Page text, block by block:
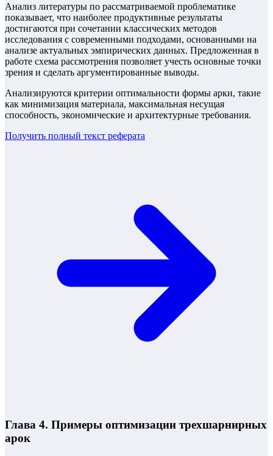
Анализ литературы по рассматриваемой проблематике
показывает, что наиболее продуктивные результаты
достигаются при сочетании классических методов
исследования с современными подходами, основанными на
анализе актуальных эмпирических данных. Предложенная в
работе схема рассмотрения позволяет учесть основные точки
зрения и сделать аргументированные выводы.
Анализируются критерии оптимальности формы арки, такие
как минимизация материала, максимальная несущая
способность, экономические и архитектурные требования.
Получить полный текст реферата
Глава 4. Примеры оптимизации трехшарнирных
арок